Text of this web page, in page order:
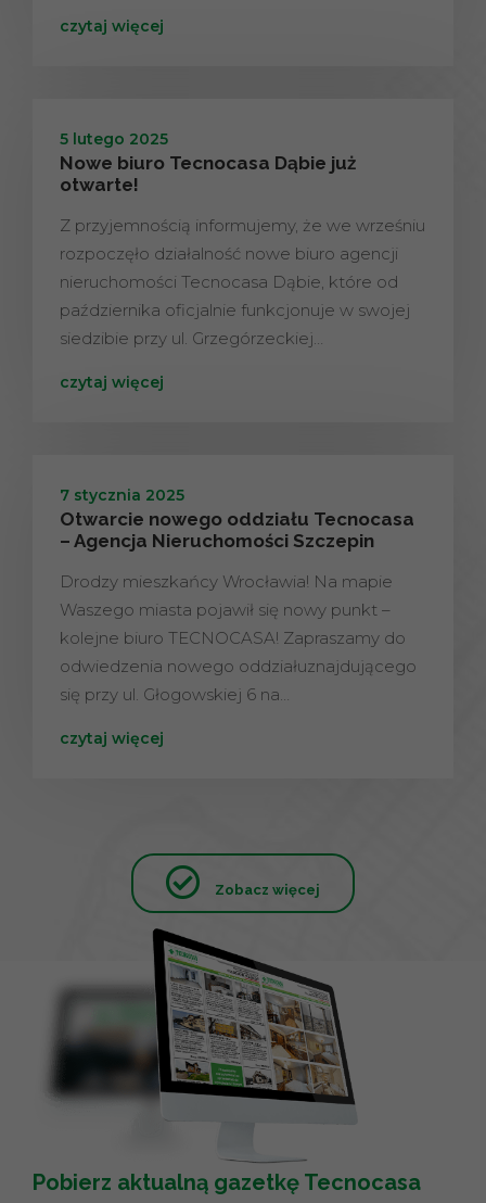
czytaj więcej
5 lutego 2025
Nowe biuro Tecnocasa Dąbie już
otwarte!
Z przyjemnością informujemy, że we wrześniu
rozpoczęło działalność nowe biuro agencji
nieruchomości Tecnocasa Dąbie, które od
października oficjalnie funkcjonuje w swojej
siedzibie przy ul. Grzegórzeckiej…
czytaj więcej
7 stycznia 2025
Otwarcie nowego oddziału Tecnocasa
– Agencja Nieruchomości Szczepin
Drodzy mieszkańcy Wrocławia! Na mapie
Waszego miasta pojawił się nowy punkt –
kolejne biuro TECNOCASA! Zapraszamy do
odwiedzenia nowego oddziałuznajdującego
się przy ul. Głogowskiej 6 na…
czytaj więcej
Zobacz więcej
Pobierz aktualną gazetkę Tecnocasa